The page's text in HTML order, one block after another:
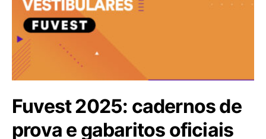
Fuvest 2025: cadernos de
prova e gabaritos oficiais